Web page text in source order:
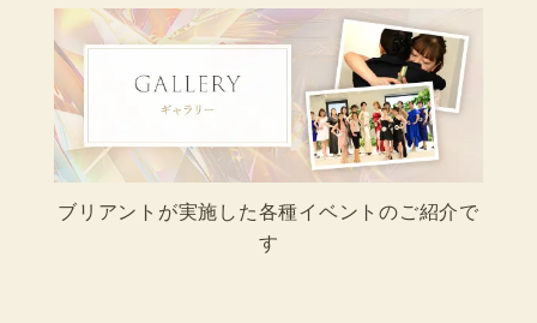
ブリアントが実施した各種イベントのご紹介で
す